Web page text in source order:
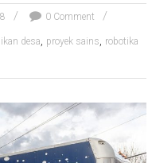
0 Comment
desa, proyek sains, robotika